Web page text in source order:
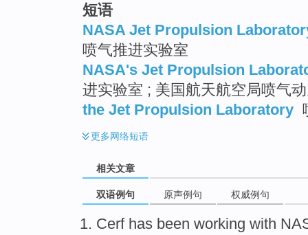
短语
NASA Jet Propulsion
喷气推进实验室
NASA's Jet Propulsion
进实验室 ; 美国航天航空局喷气
the Jet Propulsion Laboratory
更多网络短语
相关文章
双语例句 原声例句 权威例句
Cerf has been working with